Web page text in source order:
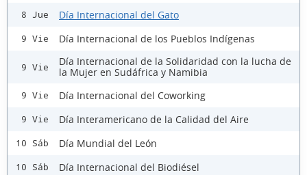
8 Jue Día Internacional del Gato
9 Vie Día Internacional de los Pueblos Indígenas
9 Vie
Día Internacional de la Solidaridad con la lucha de
la Mujer en Sudáfrica y Namibia
9 Vie Día Internacional del Coworking
9 Vie Día Interamericano de la Calidad del Aire
10 Sáb Día Mundial del León
10 Sáb Día Internacional del Biodiésel